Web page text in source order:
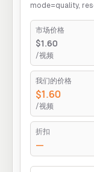
mode=quality,
市场价格
$1.60
/视频
我们的价格
$1.60
/视频
折扣
—